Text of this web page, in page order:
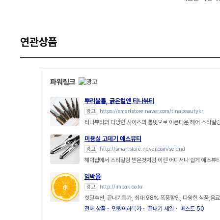
연관상품
파워링크
뿌리볼륨, 굵은컬엔 티나뷰티
광고 https://smartstore.naver.com/tinabeautykr
티나뷰티의 다양한 사이즈의 롤빗으로 아름다운 헤어 스타일
미용실 고데기 예스뷰티
광고 http://smartstore.naver.com/seland
헤어샵에서 스타일링 받은것처럼 이젠 어디서나 쉽게 예스뷰
임박몰
광고 http://imbak.co.kr
핫딜추천, 끝내기특가, 최대 98% 폭풍할인, 다양한 식품,음
전체 상품
만원이하특가 끝내기 세일 베스트 50